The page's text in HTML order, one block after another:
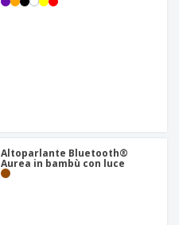
Altoparlante Bluetooth®
Aurea in bambù con luce